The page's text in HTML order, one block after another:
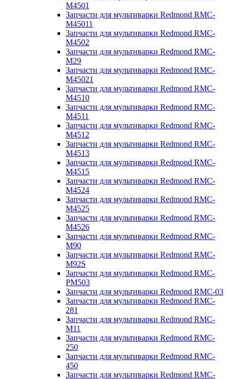
M4501
Запчасти для мультиварки Redmond RMC-
M45011
Запчасти для мультиварки Redmond RMC-
M4502
Запчасти для мультиварки Redmond RMC-
M29
Запчасти для мультиварки Redmond RMC-
M45021
Запчасти для мультиварки Redmond RMC-
M4510
Запчасти для мультиварки Redmond RMC-
M4511
Запчасти для мультиварки Redmond RMC-
M4512
Запчасти для мультиварки Redmond RMC-
M4513
Запчасти для мультиварки Redmond RMC-
M4515
Запчасти для мультиварки Redmond RMC-
M4524
Запчасти для мультиварки Redmond RMC-
M4525
Запчасти для мультиварки Redmond RMC-
M4526
Запчасти для мультиварки Redmond RMC-
M90
Запчасти для мультиварки Redmond RMC-
M92S
Запчасти для мультиварки Redmond RMC-
PM503
Запчасти для мультиварки Redmond RMC-03
Запчасти для мультиварки Redmond RMC-
281
Запчасти для мультиварки Redmond RMC-
M11
Запчасти для мультиварки Redmond RMC-
250
Запчасти для мультиварки Redmond RMC-
450
Запчасти для мультиварки Redmond RMC-